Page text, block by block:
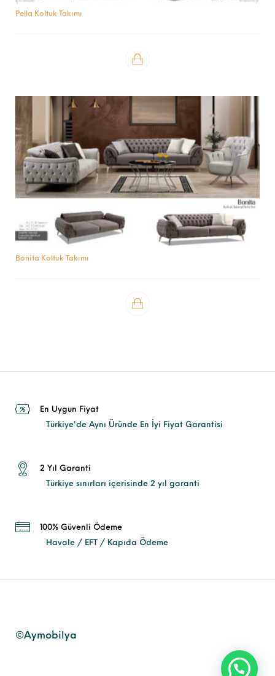
Pella Koltuk Takımı
Bonita Koltuk Takımı
En Uygun Fiyat
Türkiye'de Aynı Üründe En İyi Fiyat Garantisi
2 Yıl Garanti
Türkiye sınırları içerisinde 2 yıl garanti
100% Güvenli Ödeme
Havale / EFT / Kapıda Ödeme
©Aymobilya